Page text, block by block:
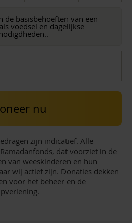
de basisbehoeften van een
voedsel en dagelijkse
nu
zijn indicatief. Alle
dat voorziet in de
van weeskinderen en hun
wij actief zijn. Donaties dekken
voor het beheer en de